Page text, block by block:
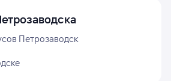
Петрозаводск